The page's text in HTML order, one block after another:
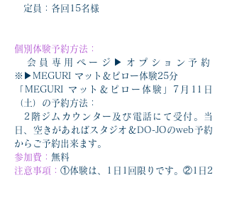
定員：各回15名様
個別体験予約方法：
会員専用ページ▶︎オプション予約
※▶︎MEGURI マット＆ピロー体験25分
「MEGURI マット＆ピロー体験」7月11日
（土）の予約方法：
2階ジムカウンター及び電話にて受付。当
日、空きがあればスタジオ＆DO-JOのweb予約
からご予約出来ます。
参加費： 無料
注意事項：①体験は、1日1回限りです。②1日2